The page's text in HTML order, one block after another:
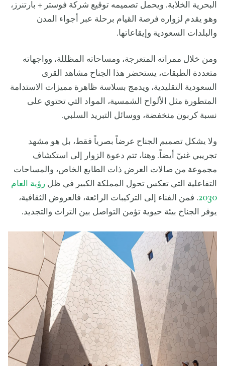
البحرية الخلابة. ويحمل تصميمه توقيع شركة فوستر + بارتنرز،
وهو يقدم لزواره فرصة القيام برحلة عبر أجواء المدن
والبلدات السعودية وإيقاعاتها.
ومن خلال ممراته المتعرجة، ومساحاته المظللة، وواجهاته
متعددة الطبقات، يستحضر هذا الجناح مشاهد القرى
السعودية التقليدية، ويدمج بسلاسة ظاهرة مميزات الاستدامة
المتطورة مثل الألواح الشمسية، المواد التي تحتوي على
نسبة كربون منخفضة، ووسائل التبريد السلبي.
ولا يشكل تصميم الجناح عرضاً بصرياً فقط، بل هو مشهد
تجريبي غنيّ أيضاً. وهنا، تتم دعوة الزوار إلى استكشاف
مجموعة من صالات العرض ذات الطابع الخاص، والمساحات
التفاعلية التي تعكس تحول المملكة الكبير في ظل رؤية العام
2030. فمن الفناء إلى التركيبات الرائعة، فالعروض الثقافية،
يوفر الجناح بيئة حيوية تؤمن التواصل بين التراث والتجديد.